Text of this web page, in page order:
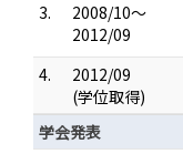
3.
2008/10～
2012/09
4.
2012/09
(学位取得)
学会発表